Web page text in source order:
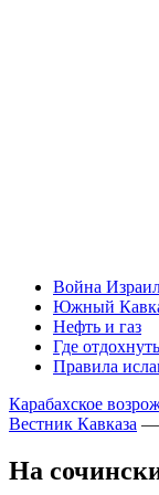
Война
Южный
Нефть и газ
Где
Правила
Карабахское
Вестник Кавказа —
На